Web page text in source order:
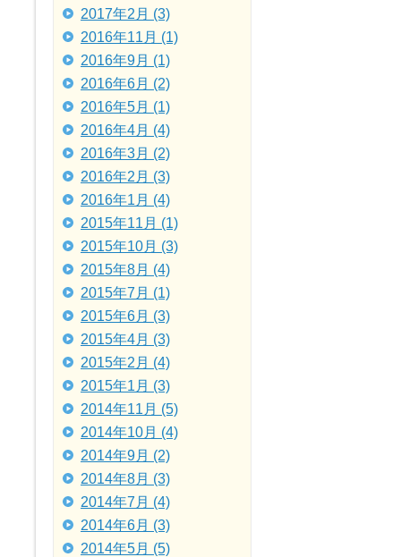
2017年2月 (3)
2016年11月 (1)
2016年9月 (1)
2016年6月 (2)
2016年5月 (1)
2016年4月 (4)
2016年3月 (2)
2016年2月 (3)
2016年1月 (4)
2015年11月 (1)
2015年10月 (3)
2015年8月 (4)
2015年7月 (1)
2015年6月 (3)
2015年4月 (3)
2015年2月 (4)
2015年1月 (3)
2014年11月 (5)
2014年10月 (4)
2014年9月 (2)
2014年8月 (3)
2014年7月 (4)
2014年6月 (3)
2014年5月 (5)